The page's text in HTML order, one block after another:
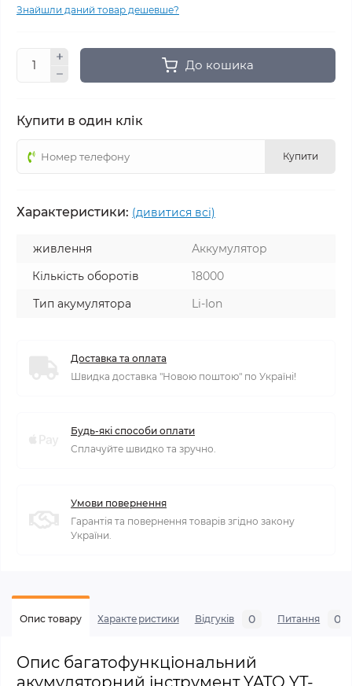
Знайшли даний товар дешевше?
До кошика
Купити в один клік
Купити
Характеристики: (дивитися всі)
живлення
Аккумулятор
Кількість оборотів
18000
Тип акумулятора
Li-Ion
Доставка та оплата
Швидка доставка "Новою поштою" по Україні!
Будь-які способи оплати
Сплачуйте швидко та зручно.
Умови повернення
Гарантія та повернення товарів згідно закону
України.
Опис товару Характеристики Відгуків 0 Питання 0
Опис багатофункціональний
акумуляторний інструмент YATO YT-